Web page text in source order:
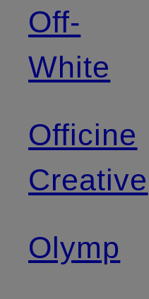
Off-
White
Officine
Creative
Olymp